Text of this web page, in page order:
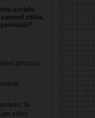
uzrāda
zāles,
personu
tā
zāles